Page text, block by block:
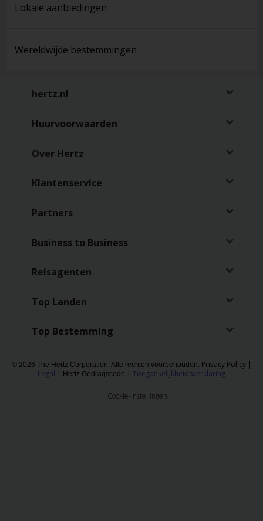
Tarieven en
Bestelwagen
Zakelijk
aanbiedingen
Locaties
Hertz
Bestuurders
Lokale aanbiedingen
Wereldwijde bestemmingen
hertz.nl
Huurvoorwaarden
Over Hertz
Klantenservice
Partners
Business to Business
Reisagenten
Top Landen
Top Bestemming
© 2026 The Hertz Corporation. Alle rechten voorbehouden. Privacy Policy |
Legal | Hertz Gedragscode | Toegankelijkheidsverklaring
Cookie-instellingen